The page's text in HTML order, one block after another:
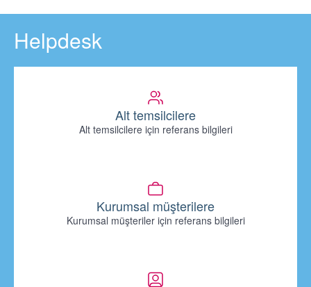
Helpdesk
Alt temsilcilere
Alt temsilcilere için referans bilgileri
Kurumsal müşterilere
Kurumsal müşteriler için referans bilgileri